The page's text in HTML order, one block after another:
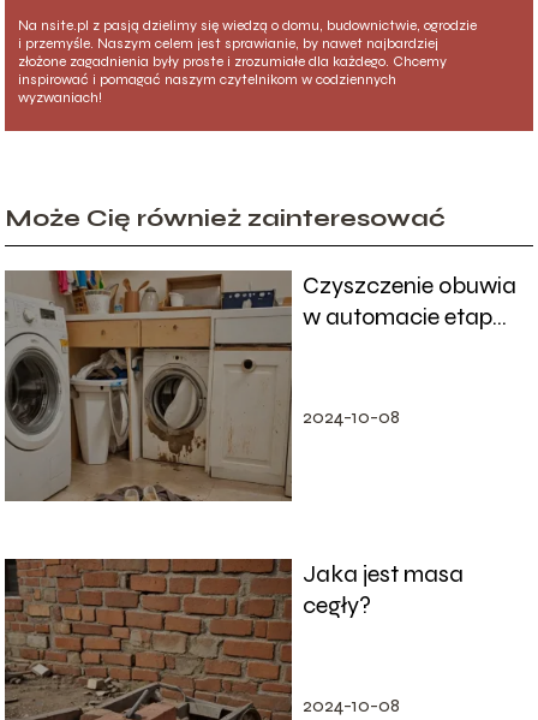
Na nsite.pl z pasją dzielimy się wiedzą o domu, budownictwie, ogrodzie
i przemyśle. Naszym celem jest sprawianie, by nawet najbardziej
złożone zagadnienia były proste i zrozumiałe dla każdego. Chcemy
inspirować i pomagać naszym czytelnikom w codziennych
wyzwaniach!
Może Cię również zainteresować
Czyszczenie obuwia
w automacie etap
2024-10-08
Jaka jest masa
cegły?
2024-10-08